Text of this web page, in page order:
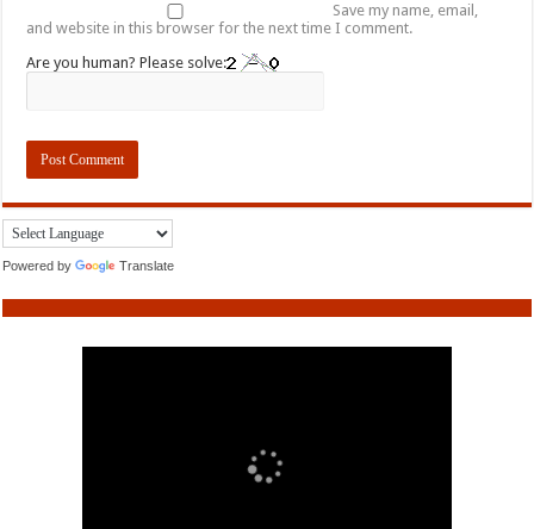
Save my name, email,
and website in this browser for the next time I comment.
Are you human? Please solve:
Powered by Translate